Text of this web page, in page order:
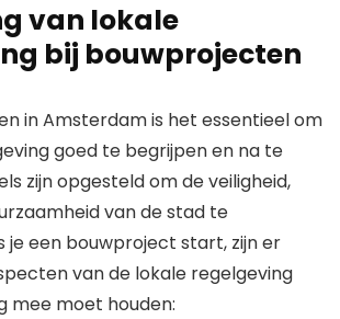
van lokale
bij bouwprojecten
in Amsterdam is het essentieel om
goed te begrijpen en na te
zijn opgesteld om de veiligheid,
van de stad te
je een bouwproject start, zijn er
van de lokale regelgeving
mee moet houden: